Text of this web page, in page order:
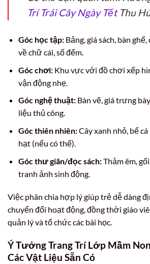
Trí Trái Cây Ngày TếtThu
Góc học tập:Bảng, giá sách, bàn
về chữ cái, số đếm.
Góc chơi:Khu vực với đồ chơi xếp
vận động nhẹ.
Góc nghệ thuật:Bàn vẽ, giá trưng
liệu thủ công.
Góc thiên nhiên:Cây xanh nhỏ, bể
hạt (nếu có thể).
Góc thư giãn/đọc sách:Thảm êm,
tranh ảnh sinh động.
Việc phân chia hợp lý giúp trẻ dễ dàng
chuyển đổi hoạt động, đồng thời giáo
quản lý và tổ chức các bài học.
Ý Tưởng Trang Trí Lớp Mầm
Các Vật Liệu Sẵn Có